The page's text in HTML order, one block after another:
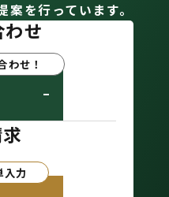
を行っています。
わせ
わせ！
力